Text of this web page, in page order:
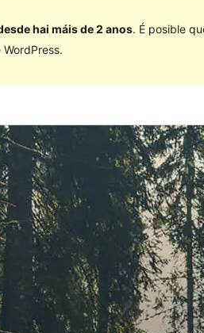
hai máis de 2 anos. É posible